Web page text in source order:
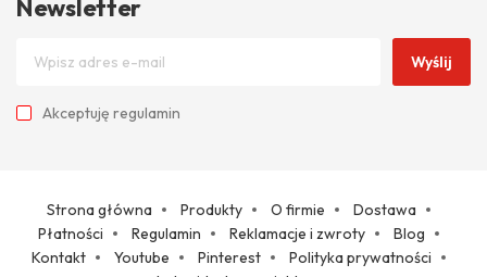
Newsletter
Wyślij
Akceptuję regulamin
Strona główna Produkty O firmie
Dostawa
Płatności
Regulamin Reklamacje i zwroty
Blog
Kontakt
Youtube Pinterest
Polityka prywatności